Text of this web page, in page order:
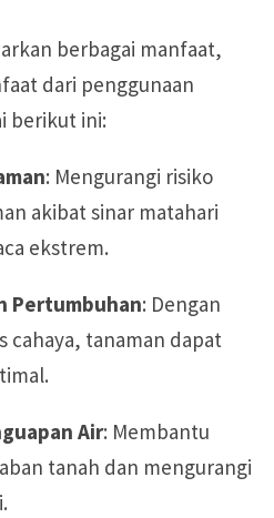
berbagai manfaat,
dari penggunaan
berikut ini:
: Mengurangi risiko
akibat sinar matahari
ekstrem.
Pertumbuhan: Dengan
cahaya, tanaman dapat
Air: Membantu
tanah dan mengurangi